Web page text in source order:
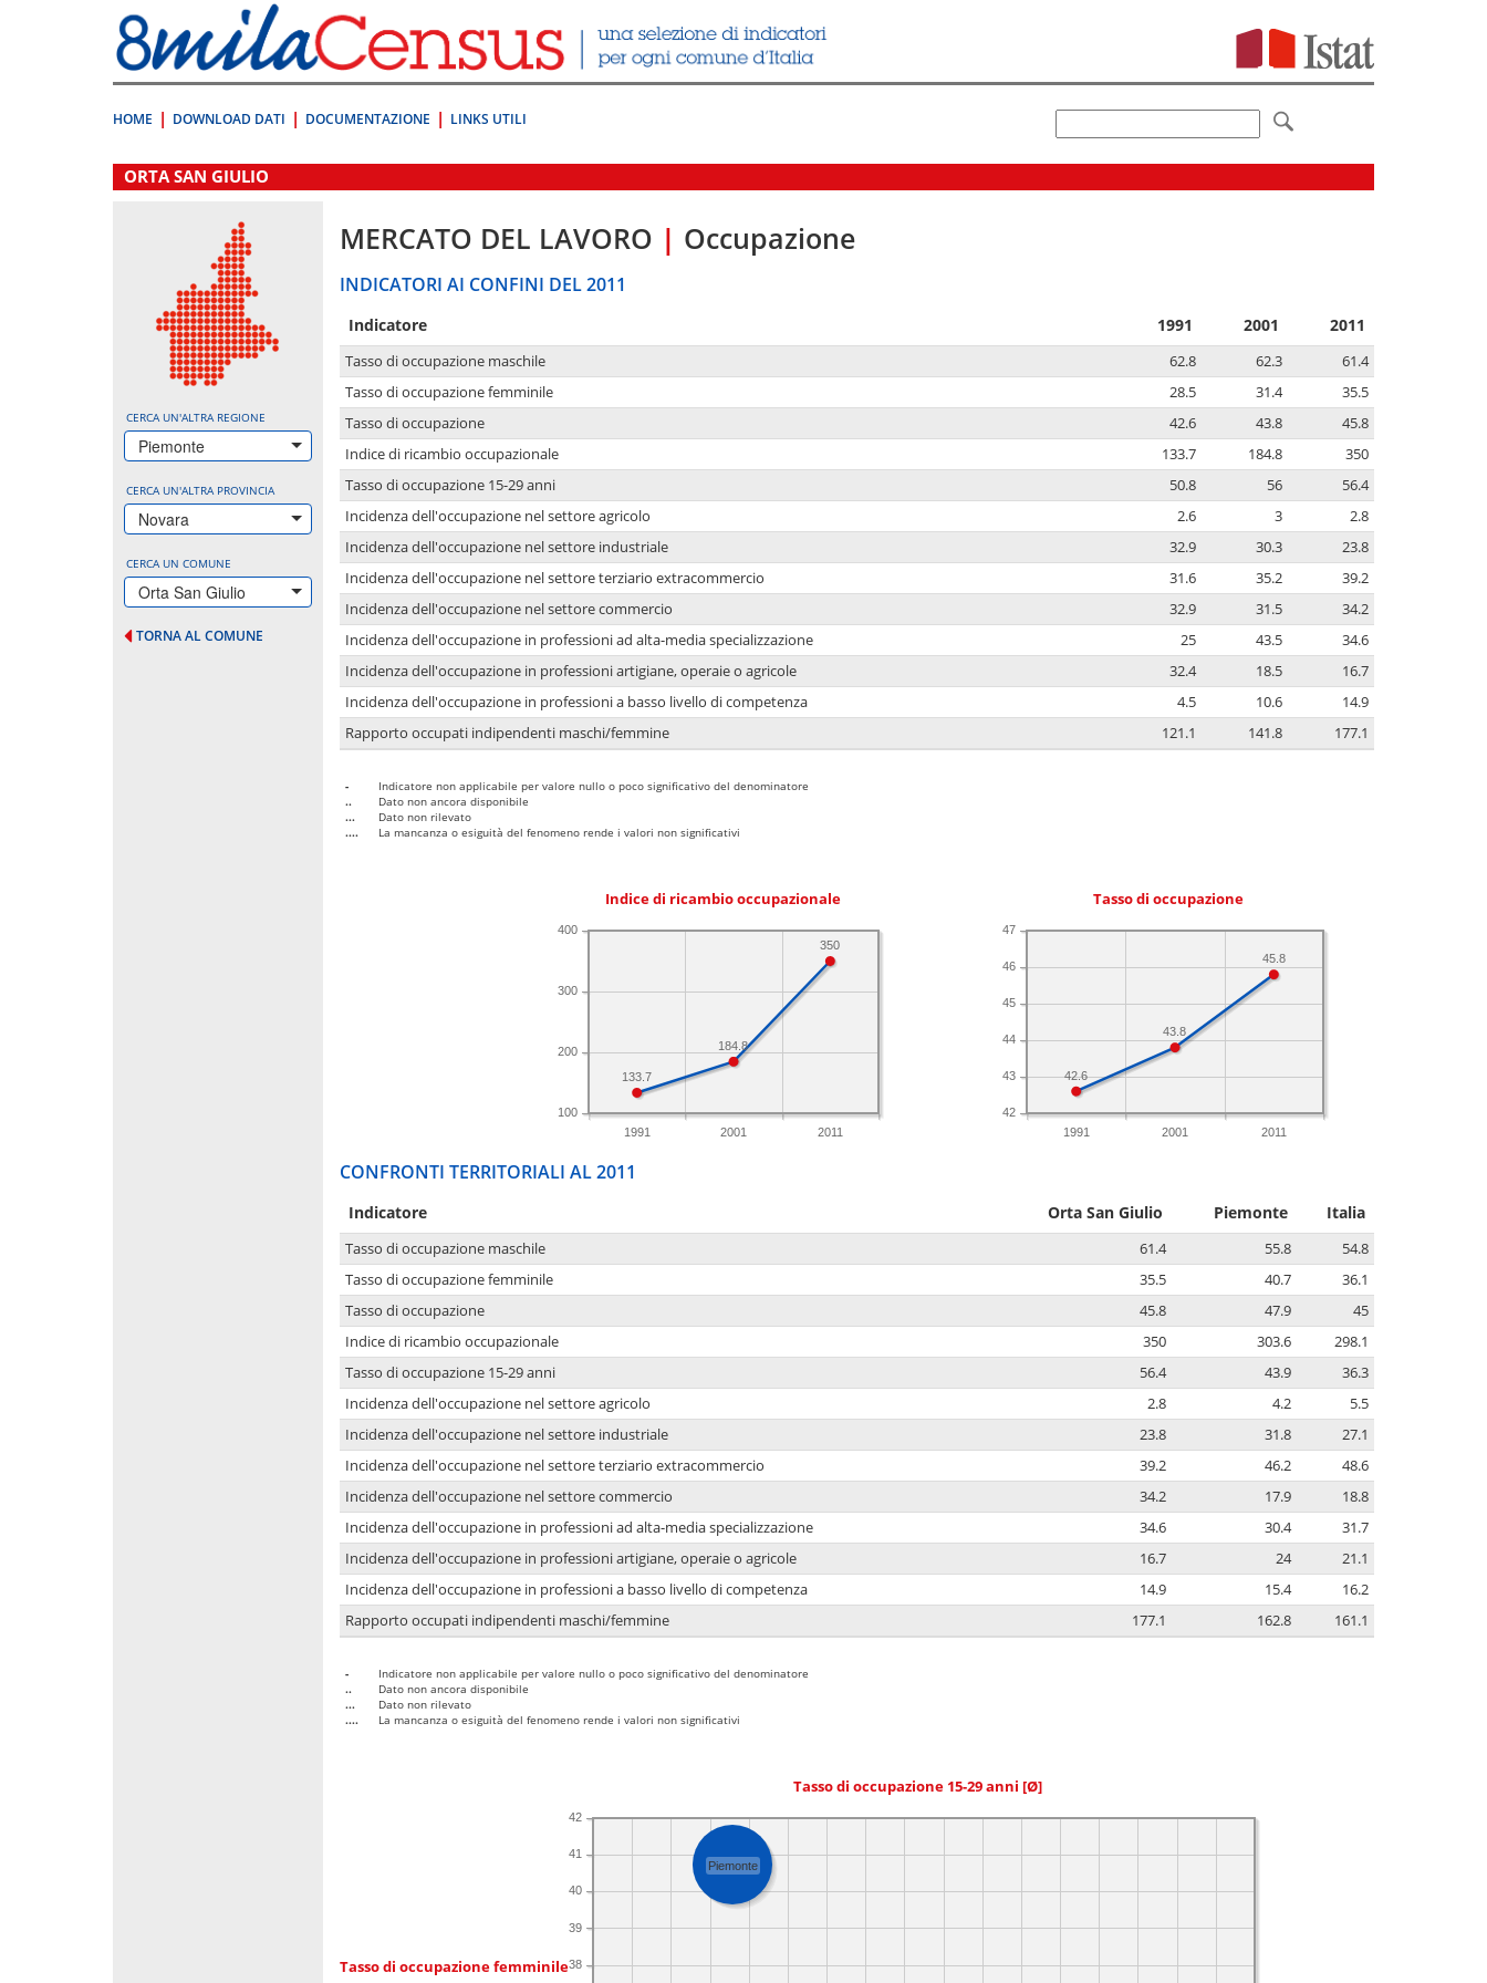
direttamente
a:
Contenuto
HOME DOWNLOAD DATI DOCUMENTAZIONE LINKS UTILI
.
ORTA SAN GIULIO
CERCA UN'ALTRA REGIONE
Piemonte
CERCA UN'ALTRA PROVINCIA
Novara
CERCA UN COMUNE
Orta San Giulio
TORNA AL COMUNE
MERCATO DEL LAVORO | Occupazione
INDICATORI AI CONFINI DEL 2011
Indicatore 1991 2001 2011
Tasso di occupazione maschile 62.8 62.3
61.4
Tasso di occupazione femminile
28.5 31.4
35.5
Tasso di occupazione
42.6 43.8
45.8
Indice di ricambio occupazionale
133.7 184.8
350
Tasso di occupazione 15-29 anni
50.8 56
56.4
Incidenza dell'occupazione nel settore agricolo
2.6 3
2.8
Incidenza dell'occupazione nel settore industriale
32.9 30.3
23.8
Incidenza dell'occupazione nel settore terziario extracommercio
31.6 35.2
39.2
Incidenza dell'occupazione nel settore commercio
32.9 31.5
34.2
Incidenza dell'occupazione in professioni ad alta-media specializzazione
25 43.5
34.6
Incidenza dell'occupazione in professioni artigiane, operaie o agricole
32.4 18.5
16.7
Incidenza dell'occupazione in professioni a basso livello di competenza
4.5 10.6
14.9
Rapporto occupati indipendenti maschi/femmine
121.1 141.8 177.1
-
Indicatore non applicabile per valore nullo o poco significativo del denominatore
..
Dato non ancora disponibile
...
Dato non rilevato
....
La mancanza o esiguità del fenomeno rende i valori non significativi
Indice di ricambio occupazionale
1991 2001 2011
100
200
300
400
350
184.8
133.7
Tasso di occupazione
1991 2001 2011
42
43
44
45
46
47
45.8
43.8
42.6
CONFRONTI TERRITORIALI AL 2011
Indicatore Orta San Giulio Piemonte Italia
Tasso di occupazione maschile 61.4 55.8
54.8
Tasso di occupazione femminile
35.5 40.7
36.1
Tasso di occupazione
45.8 47.9
45
Indice di ricambio occupazionale
350 303.6
298.1
Tasso di occupazione 15-29 anni
56.4 43.9
36.3
Incidenza dell'occupazione nel settore agricolo
2.8 4.2
5.5
Incidenza dell'occupazione nel settore industriale
23.8 31.8
27.1
Incidenza dell'occupazione nel settore terziario extracommercio
39.2 46.2
48.6
Incidenza dell'occupazione nel settore commercio
34.2 17.9
18.8
Incidenza dell'occupazione in professioni ad alta-media specializzazione
34.6 30.4
31.7
Incidenza dell'occupazione in professioni artigiane, operaie o agricole
16.7 24
21.1
Incidenza dell'occupazione in professioni a basso livello di competenza
14.9 15.4
16.2
Rapporto occupati indipendenti maschi/femmine
177.1 162.8 161.1
-
Indicatore non applicabile per valore nullo o poco significativo del denominatore
..
Dato non ancora disponibile
...
Dato non rilevato
....
La mancanza o esiguità del fenomeno rende i valori non significativi
Tasso di occupazione 15-29 anni [Ø]
Tasso di occupazione femminile38
39
40
41
42
Piemonte